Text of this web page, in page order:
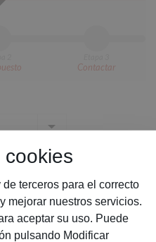
cookies
terceros para el correcto
mejorar nuestros servicios.
aceptar su uso. Puede
pulsando Modificar
Contactar